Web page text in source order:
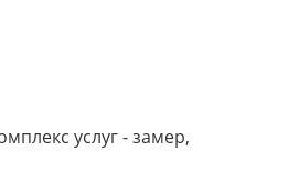
услуг - замер,